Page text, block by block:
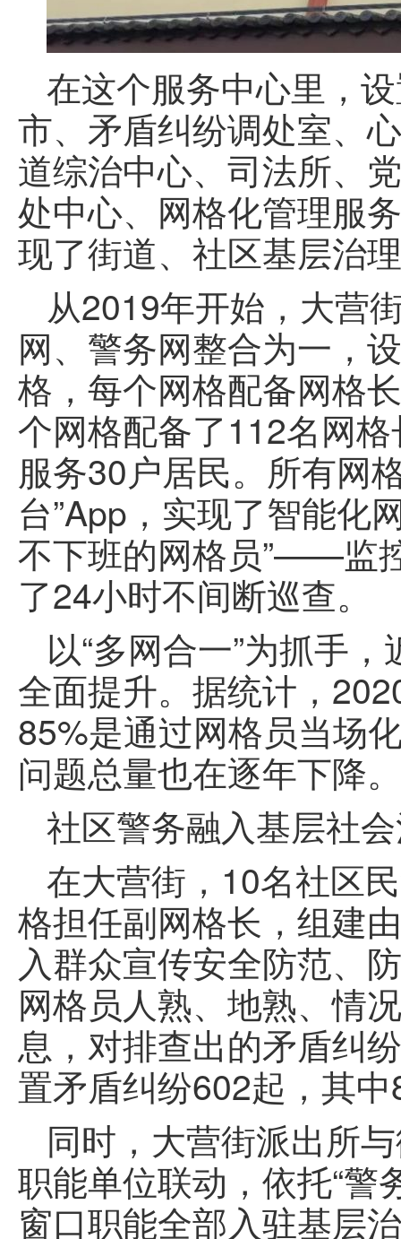
在这个服务中心里，
市、矛盾纠纷调处室、
道综治中心、司法所、
处中心、网格化管理服
现了街道、社区基层治
从2019年开始，大营
网、警务网整合为一，
格，每个网格配备网格
个网格配备了112名网
服务30户居民。所有网
台”App，实现了智能化
不下班的网格员”——监
了24小时不间断巡查。
以“多网合一”为抓手
全面提升。据统计，
85%是通过网格员当场
问题总量也在逐年下降。
社区警务融入基层社
在大营街，10名社区
格担任副网格长，组建
入群众宣传安全防范、
网格员人熟、地熟、情
息，对排查出的矛盾纠
置矛盾纠纷602起，其
同时，大营街派出所
职能单位联动，依托“警
窗口职能全部入驻基层